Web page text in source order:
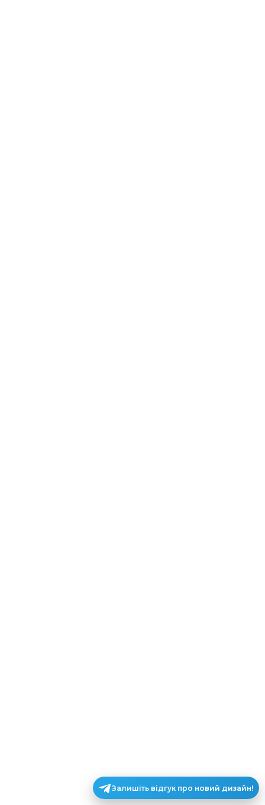
Залишіть відгук про новий дизайн!